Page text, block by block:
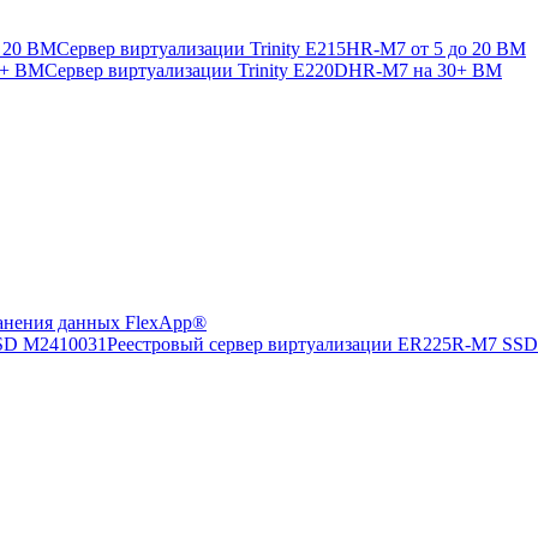
Сервер виртуализации Trinity E215HR-M7 от 5 до 20 ВМ
Сервер виртуализации Trinity E220DHR-M7 на 30+ ВМ
данных FlexApp®
Реестровый сервер виртуализации ER225R-M7